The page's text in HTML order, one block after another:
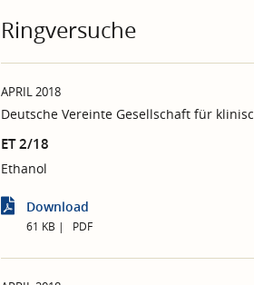
Ringversuche
APRIL 2018
Deutsche Vereinte Gesellschaft für
ET 2/18
Ethanol
Download
61 KB PDF